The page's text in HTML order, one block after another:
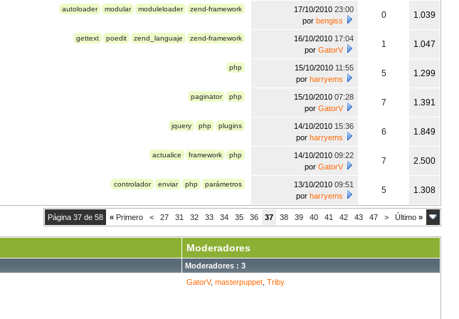
autoloader modular moduleloader zend-framework 17/10/2010 23:00
por bengiss
0 1.039
gettext poedit zend_languaje zend-framework 16/10/2010 17:04
por GatorV
1 1.047
php 15/10/2010 11:55
por harryems
5 1.299
paginator php 15/10/2010 07:28
por GatorV
7 1.391
jquery php plugins 14/10/2010 15:36
por harryems
6 1.849
actualice framework php 14/10/2010 09:22
por GatorV
7 2.500
controlador enviar php parámetros 13/10/2010 09:51
por harryems
5 1.308
Página 37 de 58 « Primero < 27 31 32 33 34 35 36 37 38 39 40 41 42 43 47 > Último »
Moderadores
Moderadores : 3
GatorV, masterpuppet Triby